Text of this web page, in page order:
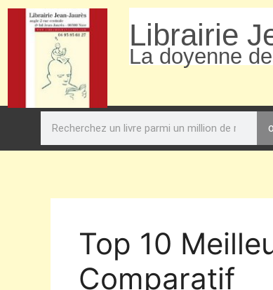
Librairie
La doyenne
Top 10
Comparatif